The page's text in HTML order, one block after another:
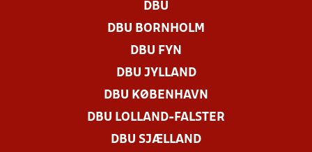
DBU
DBU BORNHOLM
DBU FYN
DBU JYLLAND
DBU KØBENHAVN
DBU LOLLAND-FALSTER
DBU SJÆLLAND